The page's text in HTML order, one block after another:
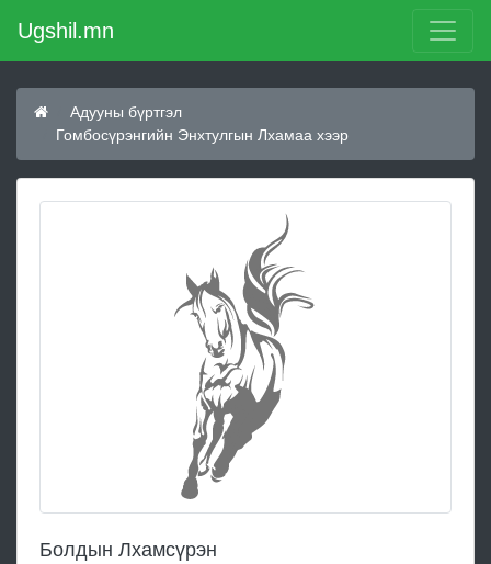
Ugshil.mn
Адууны бүртгэл
Гомбосүрэнгийн Энхтулгын Лхамаа хээр
Болдын Лхамсүрэн